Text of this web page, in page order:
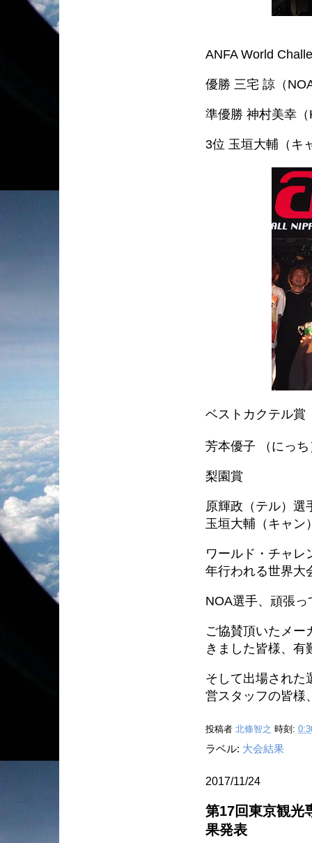
ANFA World
優勝 三宅 諒（
準優勝 神村美幸
3位 玉垣大輔（
ベストカクテル賞
芳本優子 （にっ
梨園賞
原輝政（テル）選
玉垣大輔（キャン
ワールド・チャレ
年行われる世界大
NOA選手、頑張っ
ご協賛頂いたメー
きました皆様、有
そして出場された
営スタッフの皆様
投稿者 北條智之 時刻:
ラベル: 大会結果
2017/11/24
第17回東京観光
果発表